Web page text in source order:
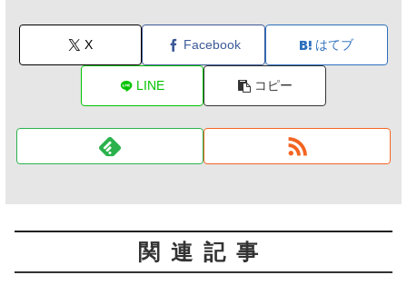
X Facebook はてブ
LINE コピー
関連記事